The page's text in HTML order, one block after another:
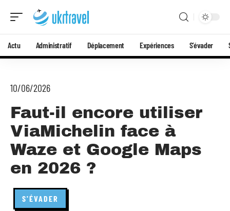
Actu Administratif Déplacement Expériences S’évader
10/06/2026
Faut-il encore utiliser
ViaMichelin face à
Waze et Google Maps
en 2026 ?
S'ÉVADER